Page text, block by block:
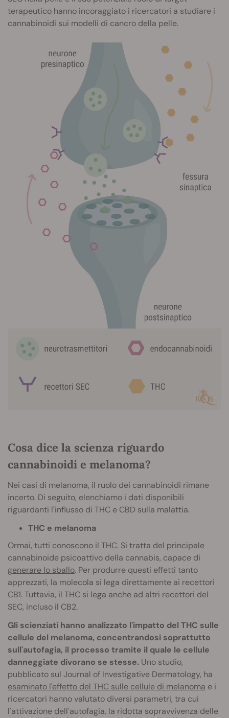
terapeutico hanno incoraggiato i ricercatori a studiare i
cannabinoidi sui modelli di cancro della pelle.
Cosa dice la scienza riguardo
cannabinoidi e melanoma?
Nei casi di melanoma, il ruolo dei cannabinoidi rimane
incerto. Di seguito, elenchiamo i dati disponibili
riguardanti l'influsso di THC e CBD sulla malattia.
THC e melanoma
Ormai, tutti conoscono il THC. Si tratta del principale
cannabinoide psicoattivo della cannabis, capace di
generare lo sballo. Per produrre questi effetti tanto
apprezzati, la molecola si lega direttamente ai recettori
CB1. Tuttavia, il THC si lega anche ad altri recettori del
SEC, incluso il CB2.
Gli scienziati hanno analizzato l'impatto del THC sulle
cellule del melanoma, concentrandosi soprattutto
sull'autofagia, il processo tramite il quale le cellule
danneggiate divorano se stesse. Uno studio,
pubblicato sul Journal of Investigative Dermatology, ha
esaminato l'effetto del THC sulle cellule di melanoma e i
ricercatori hanno valutato diversi parametri, tra cui
l'attivazione dell'autofagia, la ridotta sopravvivenza delle